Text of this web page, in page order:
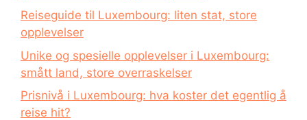
Reiseguide til Luxembourg: liten stat, store
opplevelser
Unike og spesielle opplevelser i Luxembourg:
smått land, store overraskelser
Prisnivå i Luxembourg: hva koster det egentlig å
reise hit?